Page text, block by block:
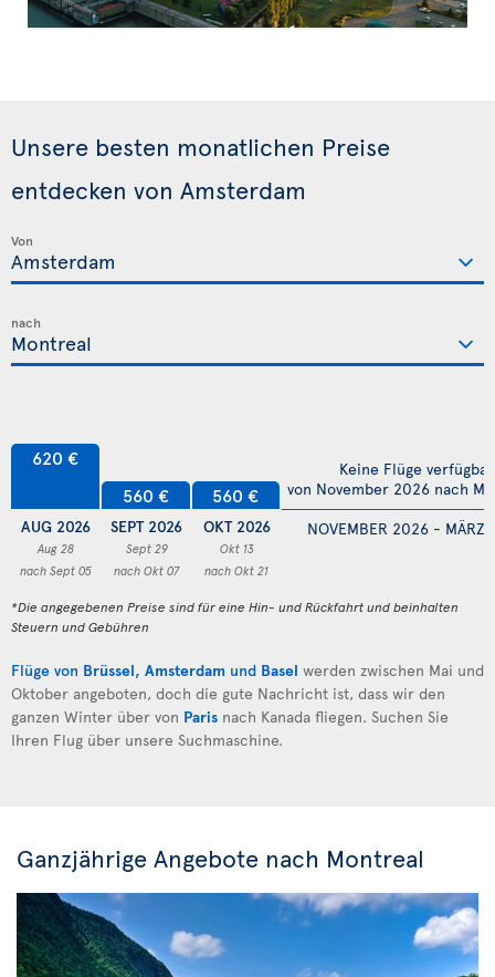
Unsere besten monatlichen Preise
entdecken von Amsterdam
Von
nach
620 €
AUG 2026
Aug 28
nach Sept 05
560 €
SEPT 2026
Sept 29
nach Okt 07
560 €
OKT 2026
Okt 13
nach Okt 21
NOVEMBER 2026 - MÄRZ
Keine Flüge verfügbar
von November 2026 nach
*Die angegebenen Preise sind für eine Hin- und Rückfahrt und beinhalten
Steuern und Gebühren
Flüge von Brüssel, Amsterdam und Basel werden zwischen Mai und
Oktober angeboten, doch die gute Nachricht ist, dass wir den
ganzen Winter über von Paris nach Kanada fliegen. Suchen Sie
Ihren Flug über unsere Suchmaschine.
Ganzjährige Angebote nach Montreal